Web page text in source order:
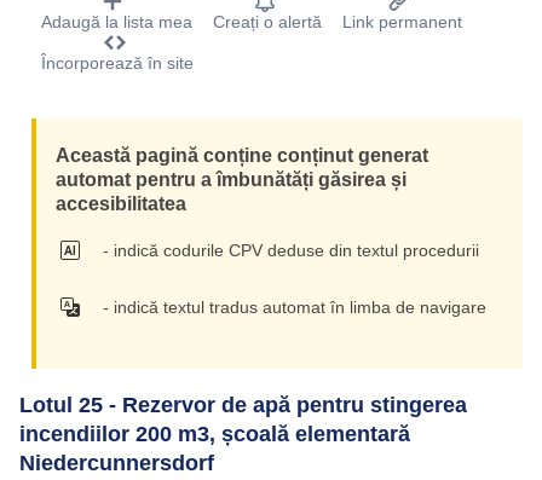
Adaugă la lista mea Creați o alertă Link permanent
Încorporează în site
Această pagină conține conținut generat
automat pentru a îmbunătăți găsirea și
accesibilitatea
- indică codurile CPV deduse din textul procedurii
- indică textul tradus automat în limba de navigare
Lotul 25 - Rezervor de apă pentru stingerea
incendiilor 200 m3, școală elementară
Niedercunnersdorf